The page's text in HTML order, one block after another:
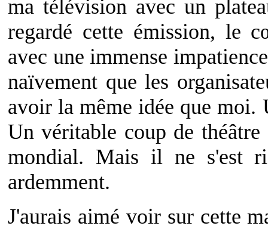
ma télévision avec un
regardé cette émission, le
avec une immense
naïvement que les
avoir la même idée que moi.
Un véritable coup de
mondial. Mais il ne s'est
ardemment.
J'aurais aimé voir sur cette